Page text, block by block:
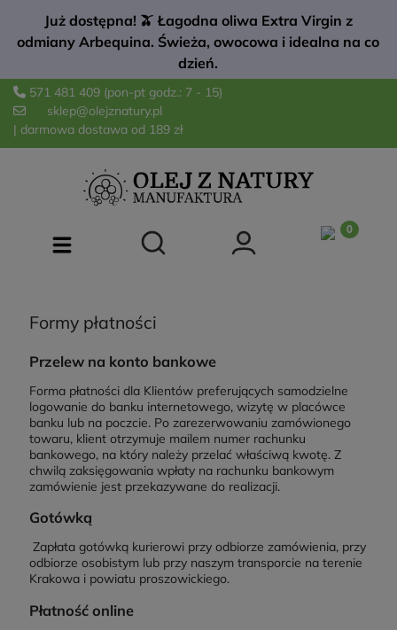
Już dostępna! 🫒 Łagodna oliwa Extra Virgin z
odmiany Arbequina. Świeża, owocowa i idealna na co
dzień.
571 481 409 (pon-pt godz.: 7 - 15)
sklep@olejznatury.pl
| darmowa dostawa od 189 zł
Formy płatności
Przelew na konto bankowe
Forma płatności dla Klientów preferujących samodzielne
logowanie do banku internetowego, wizytę w placówce
banku lub na poczcie. Po zarezerwowaniu zamówionego
towaru, klient otrzymuje mailem numer rachunku
bankowego, na który należy przelać właściwą kwotę. Z
chwilą zaksięgowania wpłaty na rachunku bankowym
zamówienie jest przekazywane do realizacji.
Gotówką
Zapłata gotówką kurierowi przy odbiorze zamówienia, przy
odbiorze osobistym lub przy naszym transporcie na terenie
Krakowa i powiatu proszowickiego.
Płatność online